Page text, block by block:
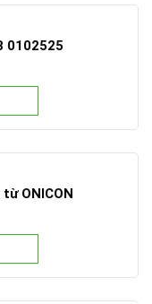
0102525
ONICON